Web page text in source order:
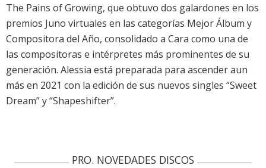
The Pains of Growing, que obtuvo dos galardones en los
premios Juno virtuales en las categorías Mejor Álbum y
Compositora del Año, consolidado a Cara como una de
las compositoras e intérpretes más prominentes de su
generación. Alessia está preparada para ascender aun
más en 2021 con la edición de sus nuevos singles “Sweet
Dream” y “Shapeshifter”.
PRO. NOVEDADES DISCOS